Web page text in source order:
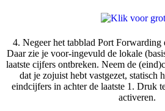
4. Negeer het tabblad Port
Daar zie je voor-ingevuld de lokale
laatste cijfers ontbreken. Neem de
dat je zojuist hebt vastgezet, statisch
eindcijfers in achter de laatste 1. Druk
activeren.